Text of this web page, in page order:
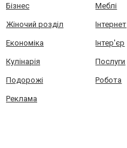
Бізнес Меблі
Жіночий розділ Інтернет
Економіка Інтер'єр
Кулінарія Послуги
Подорожі Робота
Реклама